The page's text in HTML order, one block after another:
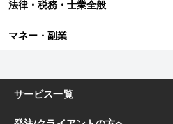
法律・税務・士業全般
マネー・副業